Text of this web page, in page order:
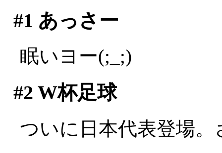
#1 あっさー
眠いヨー(;_;)
#2 W杯足球
ついに日本代表登場